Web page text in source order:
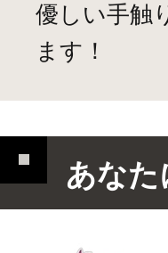
優しい手触
ます！
あな